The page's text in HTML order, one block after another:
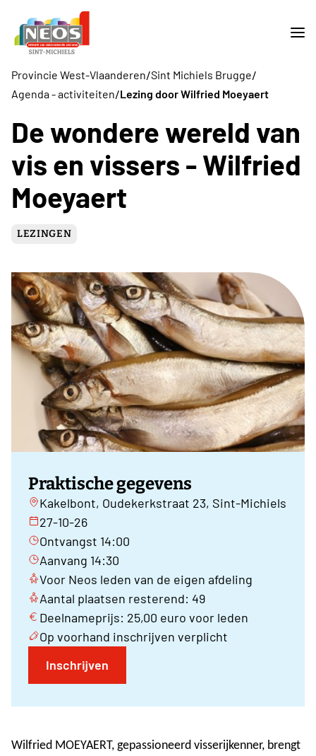
Provincie West-Vlaanderen/Sint Michiels Brugge/
Agenda - activiteiten/Lezing door Wilfried Moeyaert
De wondere wereld van
vis en vissers - Wilfried
Moeyaert
LEZINGEN
Praktische gegevens
Kakelbont, Oudekerkstraat 23, Sint-Michiels
27-10-26
Ontvangst 14:00
Aanvang 14:30
Voor Neos leden van de eigen afdeling
Aantal plaatsen resterend: 49
Deelnameprijs: 25,00 euro voor leden
Op voorhand inschrijven verplicht
Inschrijven
Wilfried MOEYAERT, gepassioneerd visserijkenner, brengt